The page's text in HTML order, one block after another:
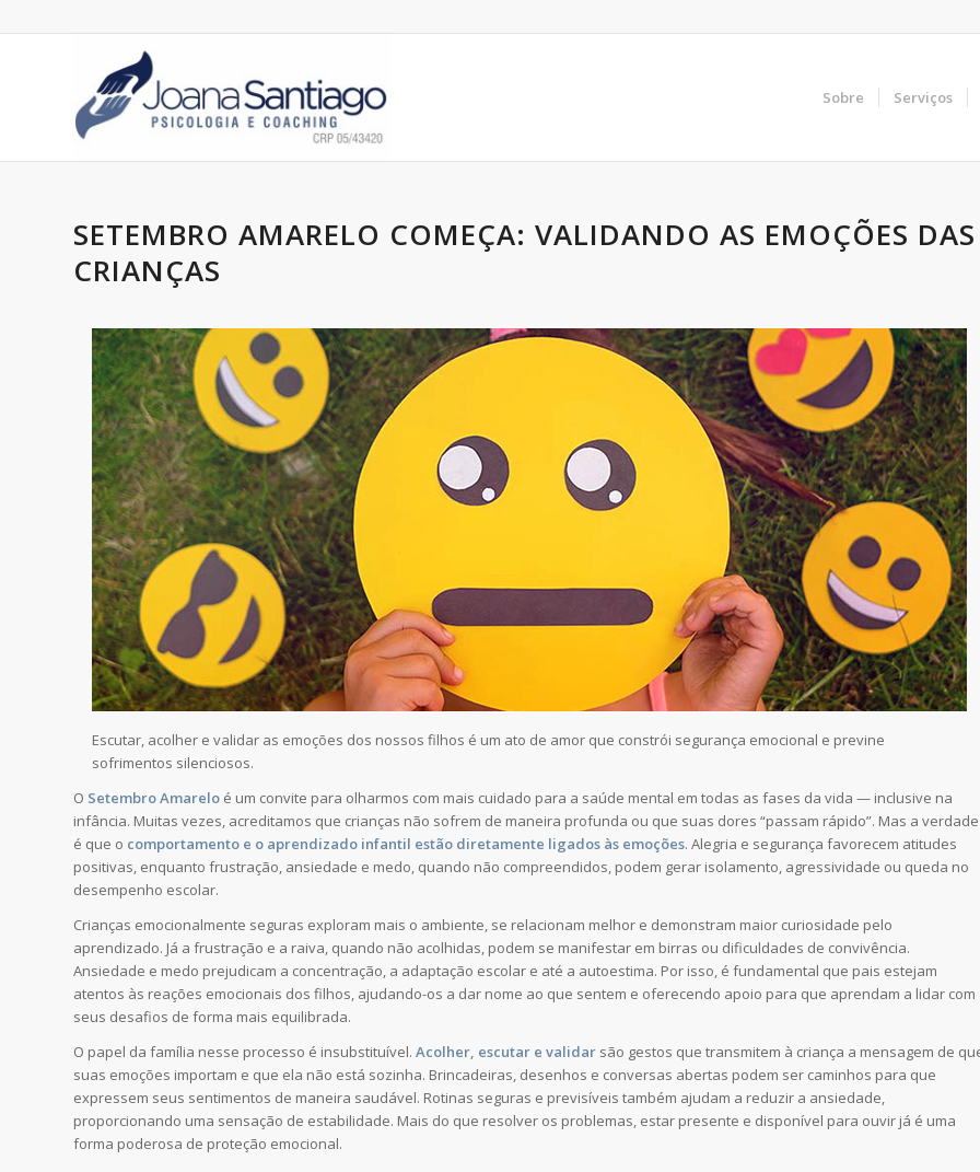
Sobre Serviços
SETEMBRO AMARELO COMEÇA: VALIDANDO AS EMOÇÕES DAS
CRIANÇAS
Escutar, acolher e validar as emoções dos nossos filhos é um ato de amor que constrói segurança emocional e previne
sofrimentos silenciosos.
O Setembro Amarelo é um convite para olharmos com mais cuidado para a saúde mental em todas as fases da vida — inclusive na
infância. Muitas vezes, acreditamos que crianças não sofrem de maneira profunda ou que suas dores “passam rápido”. Mas a verdade
é que o comportamento e o aprendizado infantil estão diretamente ligados às emoções. Alegria e segurança favorecem atitudes
positivas, enquanto frustração, ansiedade e medo, quando não compreendidos, podem gerar isolamento, agressividade ou queda no
desempenho escolar.
Crianças emocionalmente seguras exploram mais o ambiente, se relacionam melhor e demonstram maior curiosidade pelo
aprendizado. Já a frustração e a raiva, quando não acolhidas, podem se manifestar em birras ou dificuldades de convivência.
Ansiedade e medo prejudicam a concentração, a adaptação escolar e até a autoestima. Por isso, é fundamental que pais estejam
atentos às reações emocionais dos filhos, ajudando-os a dar nome ao que sentem e oferecendo apoio para que aprendam a lidar com
seus desafios de forma mais equilibrada.
O papel da família nesse processo é insubstituível. Acolher, escutar e validar são gestos que transmitem à criança a mensagem de
suas emoções importam e que ela não está sozinha. Brincadeiras, desenhos e conversas abertas podem ser caminhos para que
expressem seus sentimentos de maneira saudável. Rotinas seguras e previsíveis também ajudam a reduzir a ansiedade,
proporcionando uma sensação de estabilidade. Mais do que resolver os problemas, estar presente e disponível para ouvir já é uma
forma poderosa de proteção emocional.